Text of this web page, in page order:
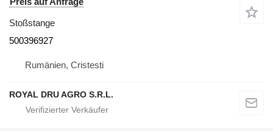
Stoßstange
500396927
Rumänien, Cristesti
ROYAL DRU AGRO S.R.L.